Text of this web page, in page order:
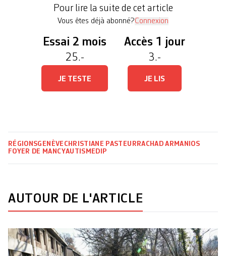
justice juvénile et […]
Pour lire la suite de cet article
Vous êtes déjà abonné?Connexion
Essai 2 mois
25.-
JE TESTE
Accès 1 jour
3.-
JE LIS
RÉGIONSGENÈVE CHRISTIANE PASTEUR RACHAD ARMANIOS
FOYER DE MANCYAUTISME DIP
AUTOUR DE L'ARTICLE